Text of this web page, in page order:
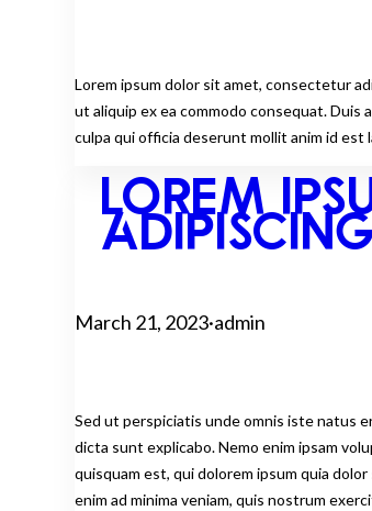
Lorem ipsum dolor sit amet, consectetur
ut aliquip ex ea commodo consequat.
culpa qui officia deserunt mollit anim id est
LOREM
March 21, 2023·admin
Sed ut perspiciatis unde omnis iste natus
dicta sunt explicabo. Nemo enim ipsam
quisquam est, qui dolorem ipsum quia
enim ad minima veniam, quis nostrum